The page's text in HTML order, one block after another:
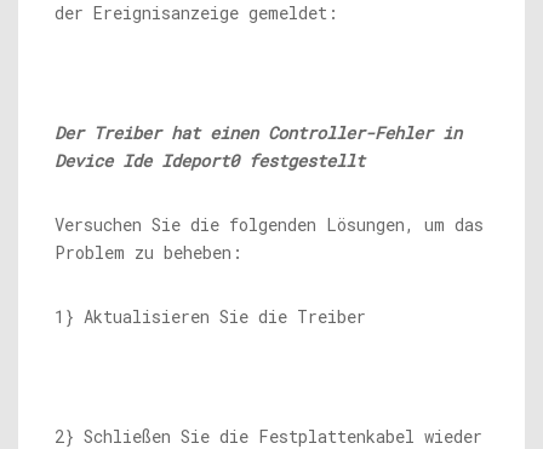
der Ereignisanzeige gemeldet:
Der Treiber hat einen Controller-Fehler in
Device Ide Ideport0 festgestellt
Versuchen Sie die folgenden Lösungen, um das
Problem zu beheben:
1} Aktualisieren Sie die Treiber
2} Schließen Sie die Festplattenkabel wieder